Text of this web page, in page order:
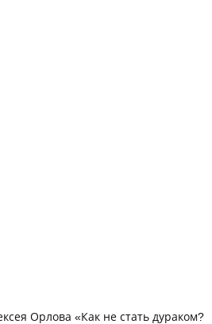
Орлова «Как не стать дураком?